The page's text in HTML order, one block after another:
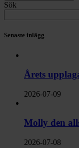
Sök
Senaste inlägg
Årets
2026-07-09
Molly den
2026-07-08